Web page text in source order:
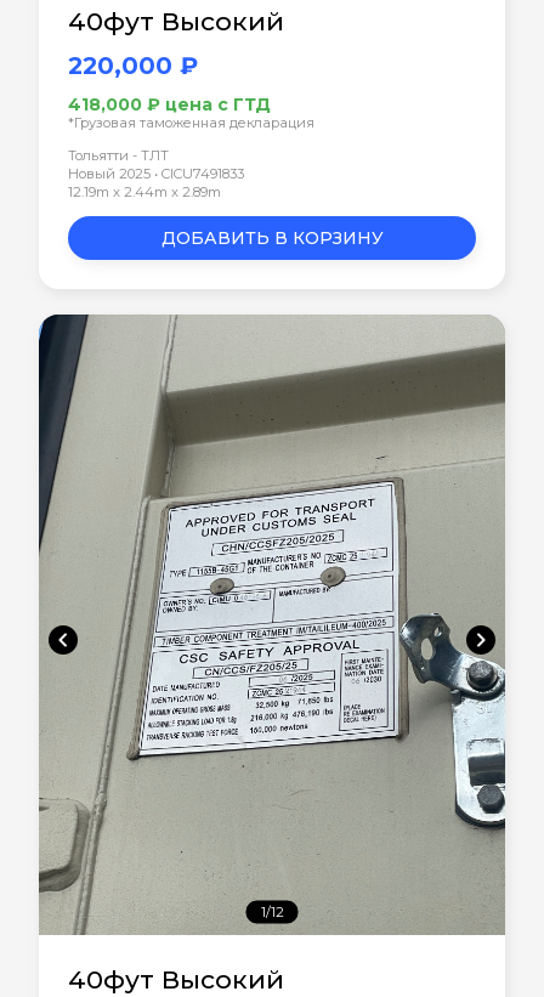
40фут Высокий
220,000 ₽
418,000 ₽ цена с ГТД
*Грузовая таможенная декларация
Тольятти - ТЛТ
Новый 2025 • CICU7491833
12.19m x 2.44m x 2.89m
ДОБАВИТЬ В КОРЗИНУ
chevron_left chevron_right
1/12
40фут Высокий